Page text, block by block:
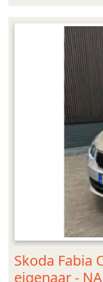
Skoda Fabia
eigenaar -